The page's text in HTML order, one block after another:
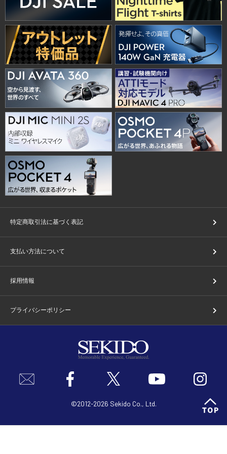
特定商取引法に基づく表記
支払い方法について
採用情報
プライバシーポリシー
©2012-2026 Sekido Co., Ltd.